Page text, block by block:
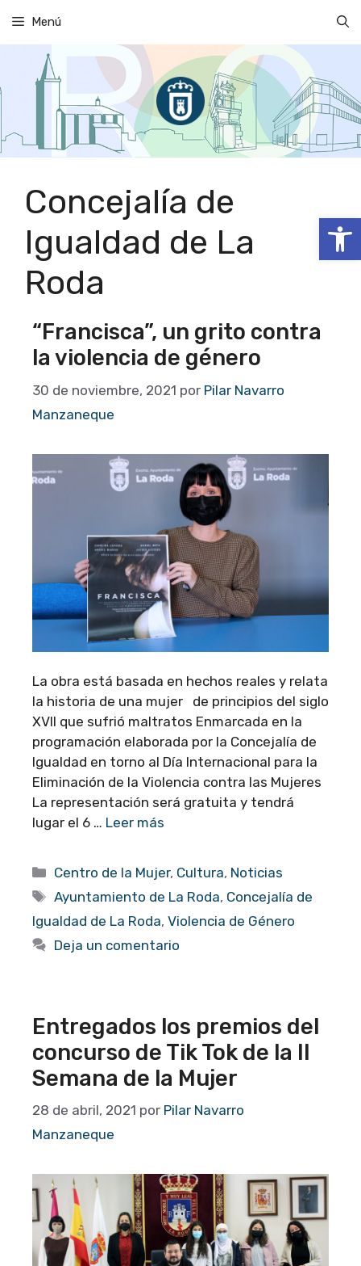
Abrir
contenido
Menú
Concejalía de
Igualdad de La
Roda
“Francisca”, un grito contra
la violencia de género
30 de noviembre, 2021 por Pilar Navarro
Manzaneque
La obra está basada en hechos reales y relata
la historia de una mujer de principios del siglo
XVII que sufrió maltratos Enmarcada en la
programación elaborada por la Concejalía de
Igualdad en torno al Día Internacional para la
Eliminación de la Violencia contra las Mujeres
La representación será gratuita y tendrá
lugar el 6 … Leer más
Categorías
Centro de la Mujer, Cultura, Noticias
Etiquetas
Ayuntamiento de La Roda, Concejalía de
Igualdad de La Roda, Violencia de Género
Deja un comentario
Entregados los premios del
concurso de Tik Tok de la II
Semana de la Mujer
28 de abril, 2021 por Pilar Navarro
Manzaneque